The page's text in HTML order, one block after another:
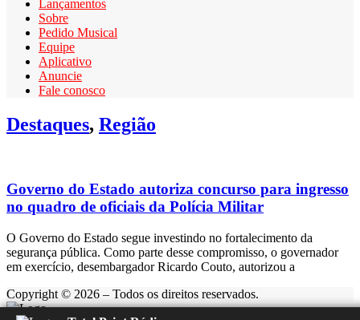
Lançamentos
Sobre
Pedido Musical
Equipe
Aplicativo
Anuncie
Fale conosco
Destaques, Região
Governo do Estado autoriza concurso para ingresso
no quadro de oficiais da Polícia Militar
O Governo do Estado segue investindo no fortalecimento da
segurança pública. Como parte desse compromisso, o governador
em exercício, desembargador Ricardo Couto, autorizou a
Copyright © 2026 – Todos os direitos reservados.